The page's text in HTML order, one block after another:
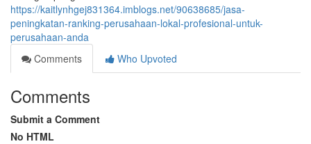
https://kaitlynhgej831364.imblogs.net/90638685/jasa-
peningkatan-ranking-perusahaan-lokal-profesional-untuk-
perusahaan-anda
Comments
Who Upvoted
Comments
Submit a Comment
No HTML